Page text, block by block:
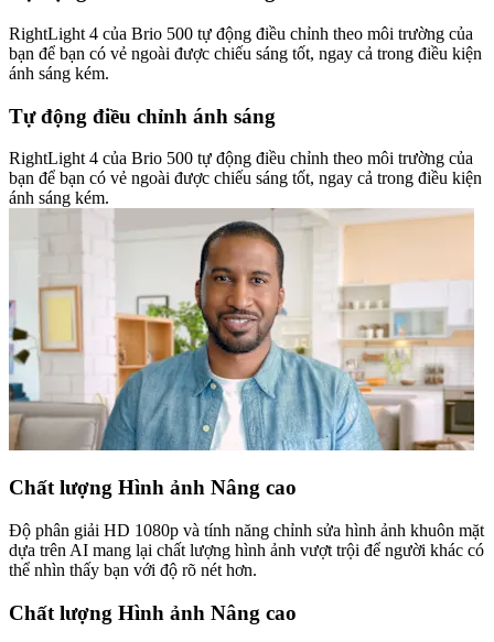
RightLight 4 của Brio 500 tự động điều chỉnh theo môi trường của
bạn để bạn có vẻ ngoài được chiếu sáng tốt, ngay cả trong điều kiện
ánh sáng kém.
Tự động điều chỉnh ánh sáng
RightLight 4 của Brio 500 tự động điều chỉnh theo môi trường của
bạn để bạn có vẻ ngoài được chiếu sáng tốt, ngay cả trong điều kiện
ánh sáng kém.
Chất lượng Hình ảnh Nâng cao
Độ phân giải HD 1080p và tính năng chỉnh sửa hình ảnh khuôn mặt
dựa trên AI mang lại chất lượng hình ảnh vượt trội để người khác có
thể nhìn thấy bạn với độ rõ nét hơn.
Chất lượng Hình ảnh Nâng cao